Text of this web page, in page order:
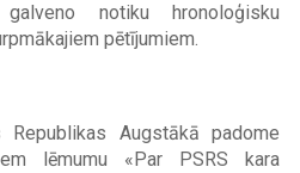
notiku hronoloģisku
pētījumiem.
Augstākā padome
lēmumu «Par PSRS kara